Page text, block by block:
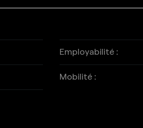
Employabilité :
Mobilité :